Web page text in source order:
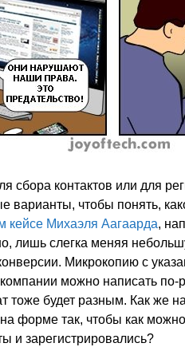
сбора контактов или для
варианты, чтобы понять,
кейсе Михаэля Аагаарда,
лишь слегка меняя
Микрокопию с
можно написать по-
тоже будет разным. Как же
форме так, чтобы как
и зарегистрировались?